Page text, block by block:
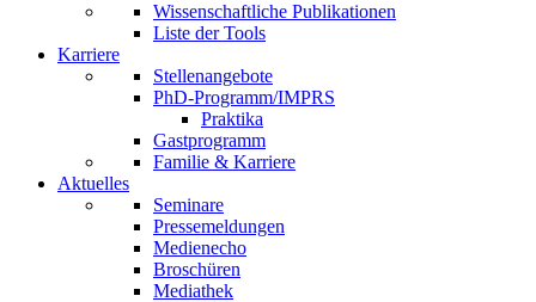
Wissenschaftliche Publikationen
Liste der Tools
Karriere
Stellenangebote
PhD-Programm/IMPRS
Praktika
Gastprogramm
Familie & Karriere
Aktuelles
Seminare
Pressemeldungen
Medienecho
Broschüren
Mediathek